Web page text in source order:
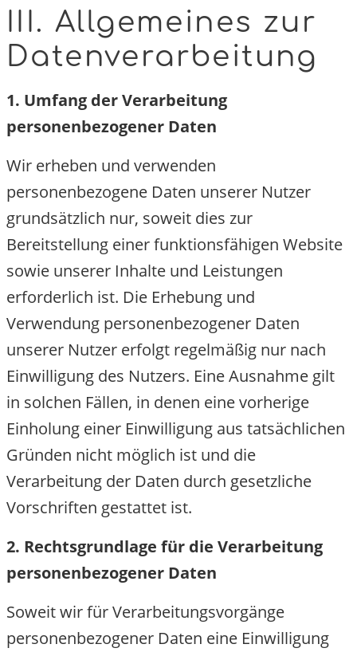
III. Allgemeines zur
Datenverarbeitung
1. Umfang der Verarbeitung
personenbezogener Daten
Wir erheben und verwenden
personenbezogene Daten unserer Nutzer
grundsätzlich nur, soweit dies zur
Bereitstellung einer funktionsfähigen Website
sowie unserer Inhalte und Leistungen
erforderlich ist. Die Erhebung und
Verwendung personenbezogener Daten
unserer Nutzer erfolgt regelmäßig nur nach
Einwilligung des Nutzers. Eine Ausnahme gilt
in solchen Fällen, in denen eine vorherige
Einholung einer Einwilligung aus tatsächlichen
Gründen nicht möglich ist und die
Verarbeitung der Daten durch gesetzliche
Vorschriften gestattet ist.
2. Rechtsgrundlage für die Verarbeitung
personenbezogener Daten
Soweit wir für Verarbeitungsvorgänge
personenbezogener Daten eine Einwilligung